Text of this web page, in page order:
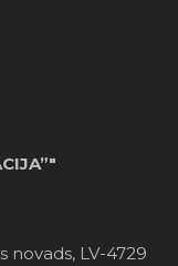
novads, LV-4729